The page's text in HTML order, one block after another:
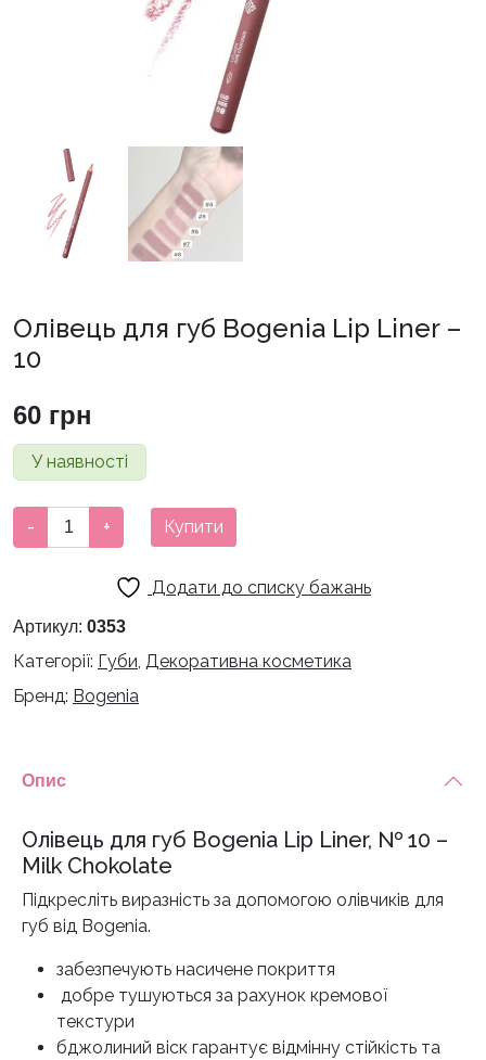
Олівець для губ Bogenia Lip Liner –
10
60 грн
У наявності
Олівець
для
Lip
10
- + Купити
Додати до списку бажань
Артикул: 0353
Категорії: Губи, Декоративна косметика
Бренд: Bogenia
Опис
Олівець для губ Bogenia Lip Liner, № 10 –
Milk Chokolate
Підкресліть виразність за допомогою олівчиків для
губ від Bogenia.
забезпечують насичене покриття
добре тушуються за рахунок кремової
текстури
бджолиний віск гарантує відмінну стійкість та